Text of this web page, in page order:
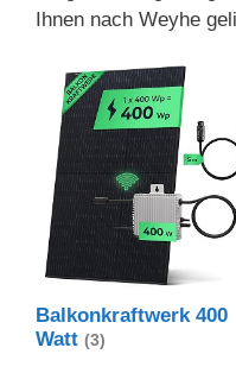
Ihnen nach Weyhe
Balkonkraftwerk 400
Watt (3)